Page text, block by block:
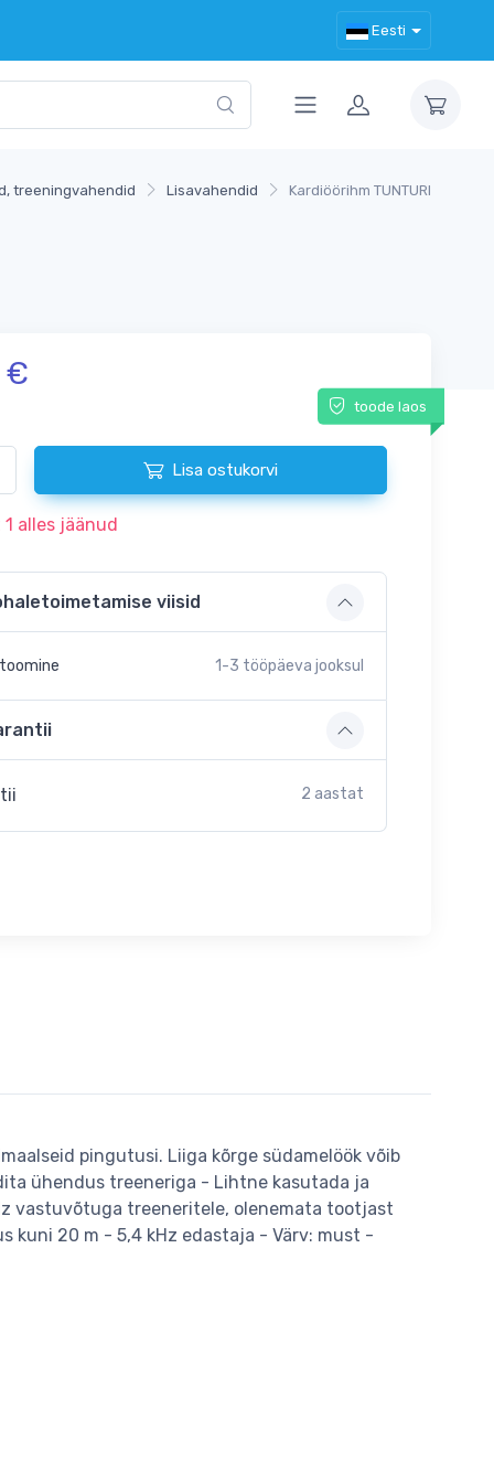
Eesti
treeningvahendid Lisavahendid Kardiöörihm TUNTURI
€
toode laos
Lisa ostukorvi
1 alles jäänud
viisid
1-3 tööpäeva jooksul
2 aastat
pingutusi. Liiga kõrge südamelöök võib
ühendus treeneriga - Lihtne kasutada ja
vastuvõtuga treeneritele, olenemata tootjast
kuni 20 m - 5,4 kHz edastaja - Värv: must -